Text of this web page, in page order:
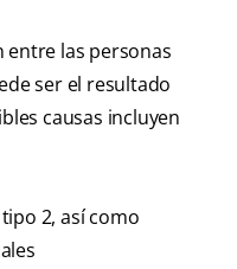
entre las personas
ser el resultado
causas incluyen
2, así como